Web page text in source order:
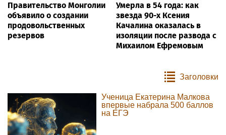
Правительство Монголии
объявило о создании
продовольственных
резервов
Умерла в 54 года: как
звезда 90-х Ксения
Качалина оказалась в
изоляции после развода с
Михаилом Ефремовым
Заголовки
Ученица Екатерина Малкова
впервые набрала 500 баллов
на ЕГЭ